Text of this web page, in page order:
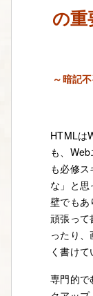
の
～暗記
HTMLは
も、
も必修
な」と
壁でもあ
頑張って
ったり
く書け
専門的で